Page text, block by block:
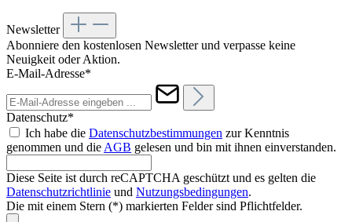
Newsletter
Abonniere den kostenlosen Newsletter und verpasse keine
Neuigkeit oder Aktion.
E-Mail-Adresse*
Datenschutz*
Ich habe die Datenschutzbestimmungen zur Kenntnis
genommen und die AGB gelesen und bin mit ihnen einverstanden.
Diese Seite ist durch reCAPTCHA geschützt und es gelten die
Datenschutzrichtlinie und Nutzungsbedingungen.
Die mit einem Stern (*) markierten Felder sind Pflichtfelder.